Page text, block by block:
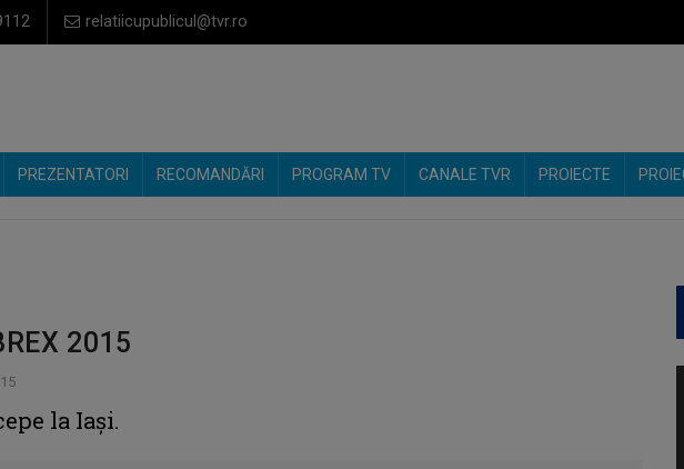
relatiicupublicul@tvr.ro
PREZENTATORI RECOMANDĂRI PROGRAM TV CANALE TVR PROIECTE
2015
la Iaşi.